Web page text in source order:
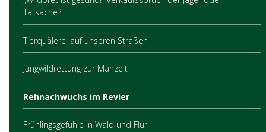
Tatsache?
Tierquälerei auf unseren Straßen
Jungwildrettung zur Mähzeit
Rehnachwuchs im Revier
Frühlingsgefühle in Wald und Flur